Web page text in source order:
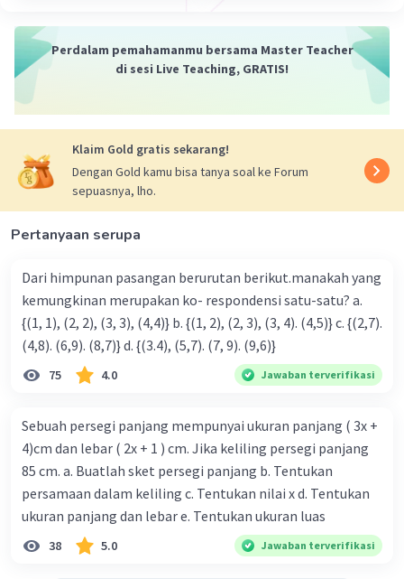
Perdalam pemahamanmu bersama Master Teacher
di sesi Live Teaching, GRATIS!
Klaim Gold gratis sekarang!
Dengan Gold kamu bisa tanya soal ke Forum
sepuasnya, lho.
Pertanyaan serupa
Dari himpunan pasangan berurutan berikut.manakah yang
kemungkinan merupakan ko- respondensi satu-satu? a.
{(1, 1), (2, 2), (3, 3), (4,4)} b. {(1, 2), (2, 3), (3, 4). (4,5)} c. {(2,7).
(4,8). (6,9). (8,7)} d. {(3.4), (5,7). (7, 9). (9,6)}
75 4.0 Jawaban terverifikasi
Sebuah persegi panjang mempunyai ukuran panjang ( 3x +
4)cm dan lebar ( 2x + 1 ) cm. Jika keliling persegi panjang
85 cm. a. Buatlah sket persegi panjang b. Tentukan
persamaan dalam keliling c. Tentukan nilai x d. Tentukan
ukuran panjang dan lebar e. Tentukan ukuran luas
38 5.0 Jawaban terverifikasi